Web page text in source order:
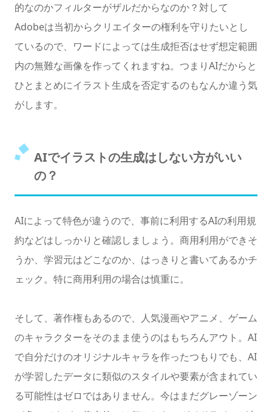
的なのかフィルターがザルだからなのか？対して
Adobeは当初からクリエイターの権利を守りたいとし
ているので、ワードによっては生成拒否はせず想定範囲
内の無難な画像を作ってくれますね。つまりAIだからと
ひとまとめにイラスト生成を否定するのもなんか違う気
がします。
AIでイラストの生成はしない方がいい
の？
AIによって特色が違うので、事前に利用するAIの利用規
約などはしっかりと確認しましょう。商用利用ができそ
うか、学習元はどこなのか、はっきりと書いてあるかチ
ェック。特に商用利用の場合は慎重に。
そして、著作権もあるので、人気漫画やアニメ、ゲーム
のキャラクターをそのまま使うのはもちろんアウト。AI
で自分だけのオリジナルキャラを作ったつもりでも、AI
が学習したデータに類似のスタイルや要素が含まれてい
る可能性はゼロではありません。今はまだグレーゾーン